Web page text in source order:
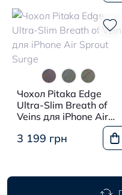
Чохол Pitaka Edge
Ultra-Slim Breath of
Veins для iPhone Air
3 199 грн